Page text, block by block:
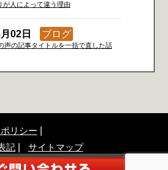
が人によって違う理由
02日 ブログ
声の記事タイトルを一括で直した話
リシー
記
サイトマップ